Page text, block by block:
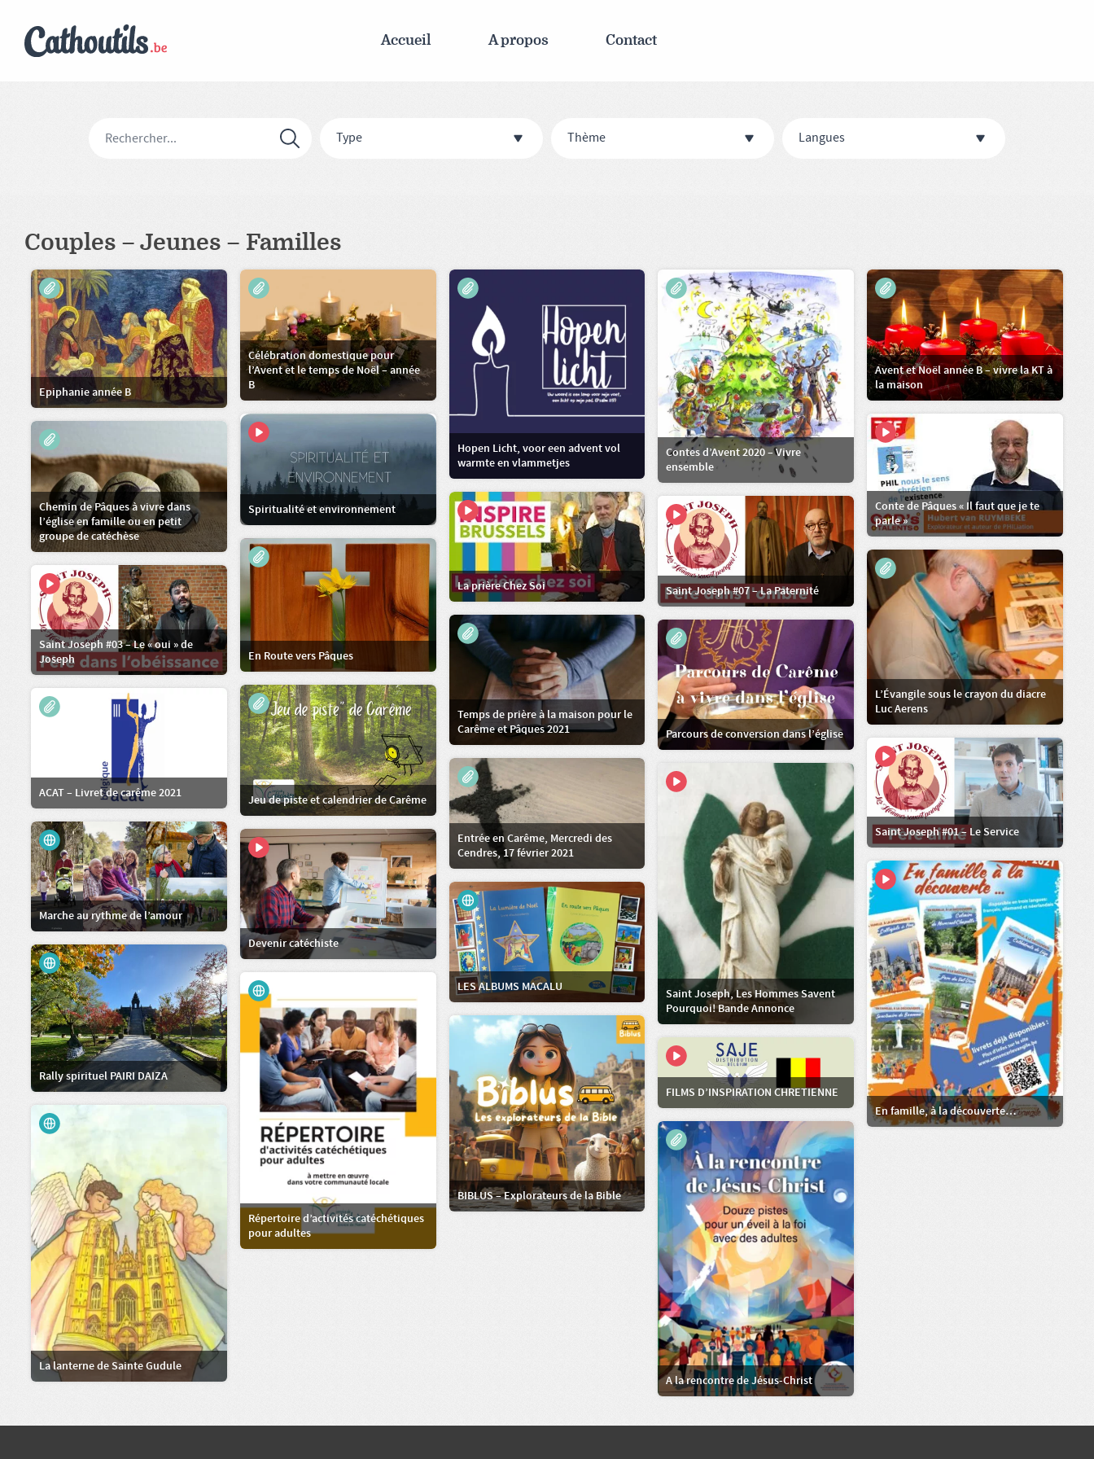
Accueil A propos Contact
Type Thème Langues
Couples – Jeunes – Familles
BIBLUS – Explorateurs de la Bible
FILMS D’INSPIRATION CHRETIENNE
La lanterne de Sainte Gudule
A la rencontre de Jésus-Christ
Rally spirituel PAIRI DAIZA
Répertoire d’activités catéchétiques
pour adultes
En famille, à la découverte…
LES ALBUMS MACALU
Marche au rythme de l’amour
Devenir catéchiste
Spiritualité et environnement
Conte de Pâques « Il faut que je te
parle »
Chemin de Pâques à vivre dans
l’église en famille ou en petit
groupe de catéchèse
La prière Chez Soi Saint Joseph #07 – La Paternité
En Route vers Pâques
L’Évangile sous le crayon du diacre
Luc Aerens
Saint Joseph #03 – Le « oui » de
Joseph
Temps de prière à la maison pour le
Carême et Pâques 2021
Parcours de conversion dans l’église
Jeu de piste et calendrier de Carême
ACAT – Livret de carême 2021
Saint Joseph #01 – Le Service
Entrée en Carême, Mercredi des
Cendres, 17 février 2021
Saint Joseph, Les Hommes Savent
Pourquoi! Bande Annonce
Epiphanie année B
Célébration domestique pour
l’Avent et le temps de Noël – année
B
Hopen Licht, voor een advent vol
warmte en vlammetjes
Contes d’Avent 2020 – Vivre
ensemble
Avent et Noël année B – vivre la KT à
la maison